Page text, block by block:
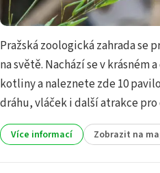
Pražská zoologická zahrada se
na světě. Nachází se v
kotliny a naleznete zde 10
dráhu, vláček i další atrakce
Více informací Zobrazit na